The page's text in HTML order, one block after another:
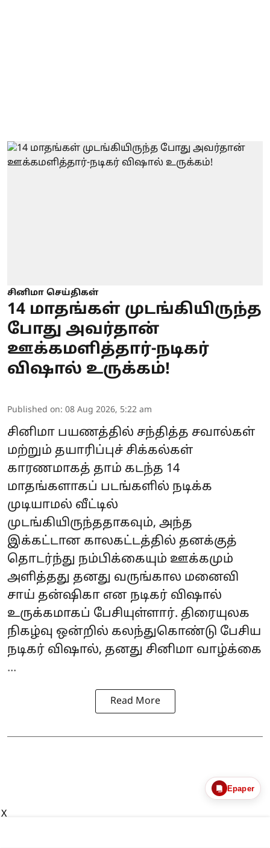
சினிமா செய்திகள்
14 மாதங்கள் முடங்கியிருந்த
போது அவர்தான்
ஊக்கமளித்தார்-நடிகர்
விஷால் உருக்கம்!
Published on: 08 Aug 2026, 5:22 am
சினிமா பயணத்தில் சந்தித்த சவால்கள்
மற்றும் தயாரிப்புச் சிக்கல்கள்
காரணமாகத் தாம் கடந்த 14
மாதங்களாகப் படங்களில் நடிக்க
முடியாமல் வீட்டில்
முடங்கியிருந்ததாகவும், அந்த
இக்கட்டான காலகட்டத்தில் தனக்குத்
தொடர்ந்து நம்பிக்கையும் ஊக்கமும்
அளித்தது தனது வருங்கால மனைவி
சாய் தன்ஷிகா என நடிகர் விஷால்
உருக்கமாகப் பேசியுள்ளார். திரையுலக
நிகழ்வு ஒன்றில் கலந்துகொண்டு பேசிய
நடிகர் விஷால், தனது சினிமா வாழ்க்கை
...
Read More
Epaper
X